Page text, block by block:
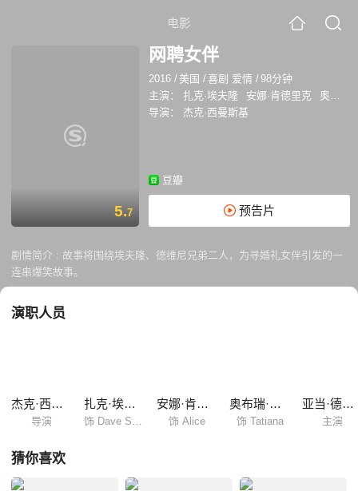
电影
5.7
网聘女伴
2016 / 美国 /喜剧 爱情 /98分钟
主演：
扎克·埃夫隆 安娜·肯德里克
奥布瑞·普拉扎
导演：
杰克·西曼斯基
豆瓣
预告片
剧情简介 : 故事将围绕埃夫隆、德维尼兄弟二人，为寻婚礼女伴引发的一
连串爆笑故事。
演职人员
杰克·西曼斯基
导演
扎克·埃夫隆 安娜·肯德里克
饰 Alice
奥布瑞·普拉扎
饰 Tatiana
亚当·德维尼
主演
猜你喜欢